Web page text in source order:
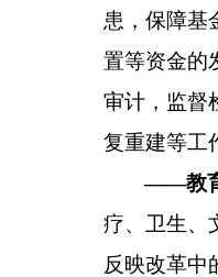
患，保障基
置等资金的
审计，监督
复重建等工
——教
疗、卫生、
反映改革中